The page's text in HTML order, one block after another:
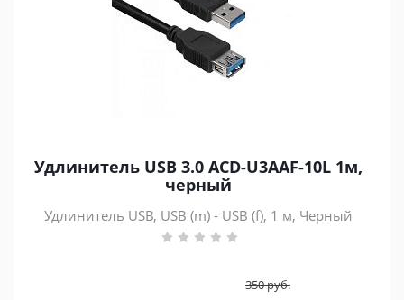
Удлинитель USB 3.0 ACD-U3AAF-10L 1м,
черный
Удлинитель USB, USB (m) - USB (f), 1 м, Черный
350руб.